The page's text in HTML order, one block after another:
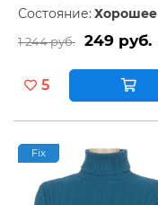
Состояние: Хорошее
1 244 руб. 249 руб.
5
Fix